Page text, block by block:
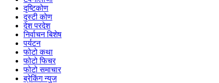
दृष्टिकोण
दृस्टी कोण
देश परदेश
निर्वाचन बिशेष
पर्यटन
फोटो कथा
फोटो फिचर
फोटो समाचार
ब्रेकिंग न्युज